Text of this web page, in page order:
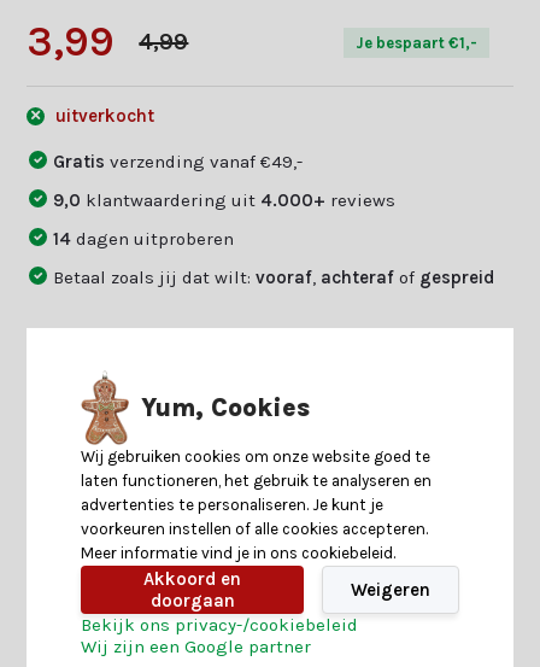
3,99 4,99 Je bespaart €1,-
uitverkocht
Gratisverzending vanaf €49,-
9,0 klantwaardering uit 4.000+ reviews
14dagen uitproberen
Betaal zoals jij dat wilt:vooraf achteraf of gespreid
Productomschrijving
Specificaties
Yum, Cookies
Wij gebruiken cookies om onze website goed te
laten functioneren, het gebruik te analyseren en
advertenties te personaliseren. Je kunt je
voorkeuren instellen of alle cookies accepteren.
Meer informatie vind je in ons cookiebeleid.
Akkoord en
doorgaan
Weigeren
Bekijk ons privacy-/cookiebeleid
Wij zijn een Google partner